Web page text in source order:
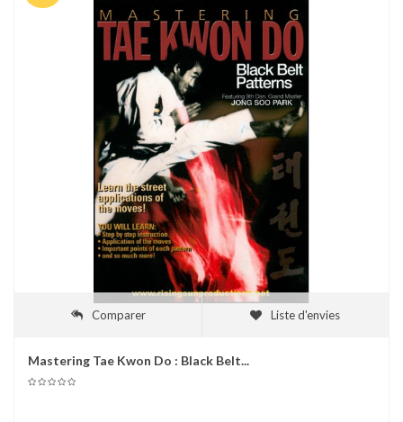
Comparer Liste d'envies
Mastering Tae Kwon Do : Black Belt...